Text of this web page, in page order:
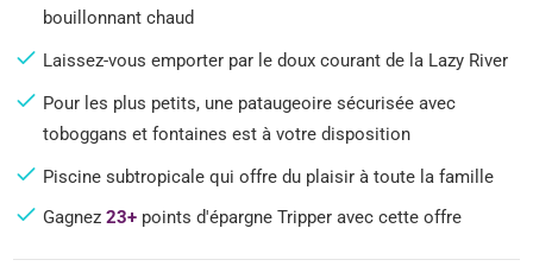
bouillonnant chaud
Laissez-vous emporter par le doux courant de la Lazy River
Pour les plus petits, une pataugeoire sécurisée avec
toboggans et fontaines est à votre disposition
Piscine subtropicale qui offre du plaisir à toute la famille
Gagnez23+ points d'épargne Tripper avec cette offre